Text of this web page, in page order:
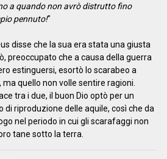
a quando non avrò distrutto fino
pennuto!"
disse che la sua era stata una giusta
preoccupato che a causa della guerra
estinguersi, esortò lo scarabeo a
quello non volle sentire ragioni.
tra i due, il buon Dio optò per un
riproduzione delle aquile, così che da
nel periodo in cui gli scarafaggi non
tane sotto la terra.